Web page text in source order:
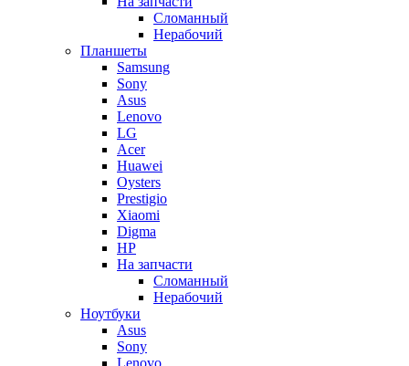
Сломанный
Нерабочий
Планшеты
Samsung
Sony
Asus
Lenovo
LG
Acer
Huawei
Oysters
Prestigio
Xiaomi
Digma
HP
На запчасти
Сломанный
Нерабочий
Ноутбуки
Asus
Sony
Lenovo